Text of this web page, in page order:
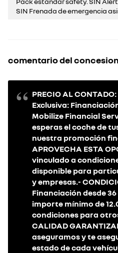
SIN Frenada de emergencia
comentario del
PRECIO AL
Exclusiva:
Mobilize Financial
esperas el coche de
nuestra promoción
APROVECHA ESTA
vinculado a
disponible para
y empresas.-
Financiación desde
importe mínimo de
condiciones para
CALIDAD
aseguramos y te
estado de cada